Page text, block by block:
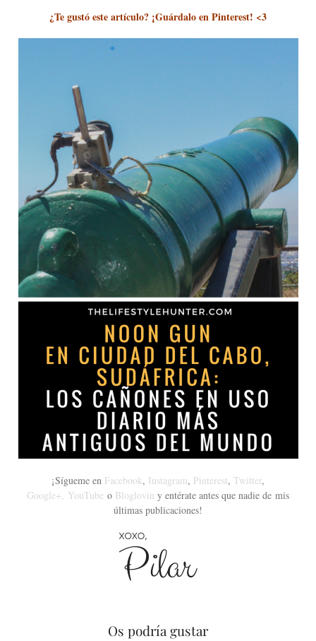
¿Te gustó este artículo? ¡Guárdalo en Pinterest! <3
¡Sígueme en Facebook, Instagram, Pinterest, Twitter,
Google+, YouTube o Bloglovin y entérate antes que nadie de mis
últimas publicaciones!
Os podría gustar